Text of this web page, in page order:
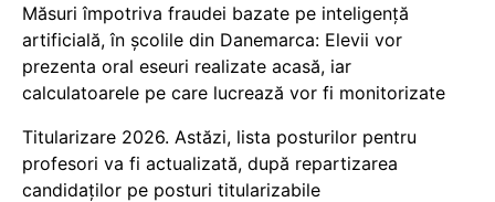
Măsuri împotriva fraudei bazate pe inteligență
artificială, în școlile din Danemarca: Elevii vor
prezenta oral eseuri realizate acasă, iar
calculatoarele pe care lucrează vor fi monitorizate
Titularizare 2026. Astăzi, lista posturilor pentru
profesori va fi actualizată, după repartizarea
candidaților pe posturi titularizabile